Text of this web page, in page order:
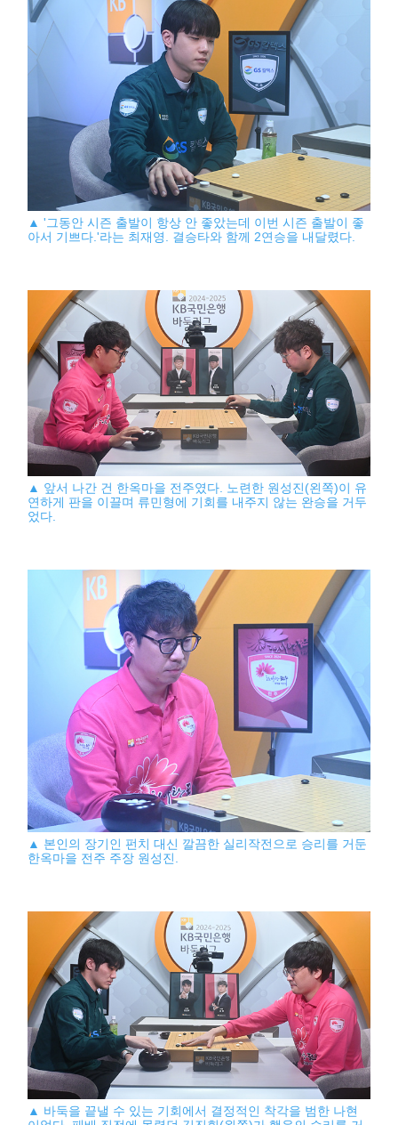
▲ '그동안 시즌 출발이 항상 안 좋았는데 이번 시즌 출발이 좋
아서 기쁘다.'라는 최재영. 결승타와 함께 2연승을 내달렸다.
▲ 앞서 나간 건 한옥마을 전주였다. 노련한 원성진(왼쪽)이 유
연하게 판을 이끌며 류민형에 기회를 내주지 않는 완승을 거두
었다.
▲ 본인의 장기인 펀치 대신 깔끔한 실리작전으로 승리를 거둔
한옥마을 전주 주장 원성진.
▲ 바둑을 끝낼 수 있는 기회에서 결정적인 착각을 범한 나현